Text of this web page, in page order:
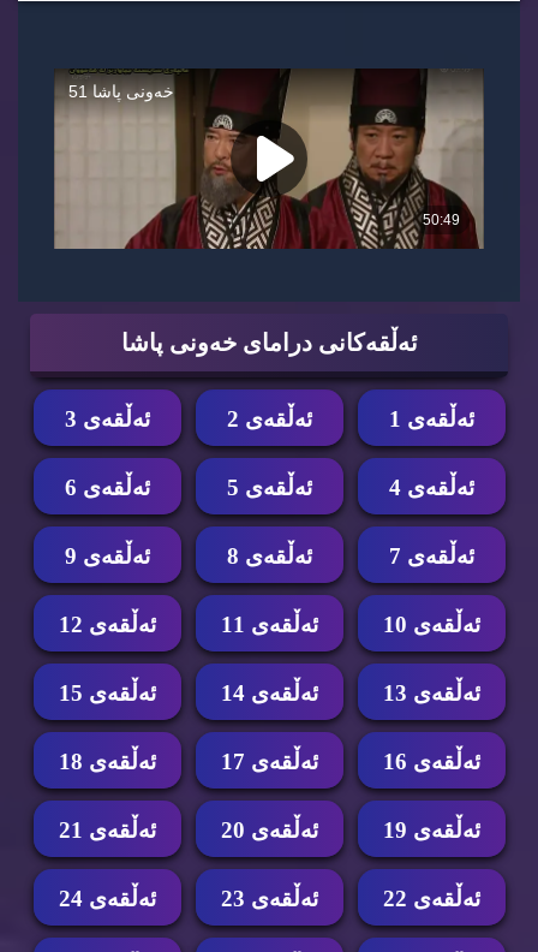
ئه‌ڵقه‌كانی درامای خه‌ونی پاشا
ئه‌ڵقه‌ی 1 ئه‌ڵقه‌ی 2 ئه‌ڵقه‌ی 3
ئه‌ڵقه‌ی 4 ئه‌ڵقه‌ی 5 ئه‌ڵقه‌ی 6
ئه‌ڵقه‌ی 7 ئه‌ڵقه‌ی 8 ئه‌ڵقه‌ی 9
ئه‌ڵقه‌ی 10 ئه‌ڵقه‌ی 11 ئه‌ڵقه‌ی 12
ئه‌ڵقه‌ی 13 ئه‌ڵقه‌ی 14 ئه‌ڵقه‌ی 15
ئه‌ڵقه‌ی 16 ئه‌ڵقه‌ی 17 ئه‌ڵقه‌ی 18
ئه‌ڵقه‌ی 19 ئه‌ڵقه‌ی 20 ئه‌ڵقه‌ی 21
ئه‌ڵقه‌ی 22 ئه‌ڵقه‌ی 23 ئه‌ڵقه‌ی 24